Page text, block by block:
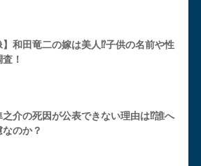
】和田竜二の嫁は美人⁉︎子供の名前や性
！
之介の死因が公表できない理由は⁉︎誰へ
のか？